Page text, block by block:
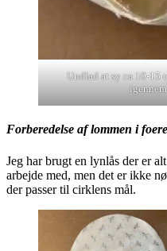
Undlad at sy ca 10-15
Forberedelse af lommen i
Jeg har brugt en lynlås der er
arbejde med, men det er ikke
der passer til cirklens mål.